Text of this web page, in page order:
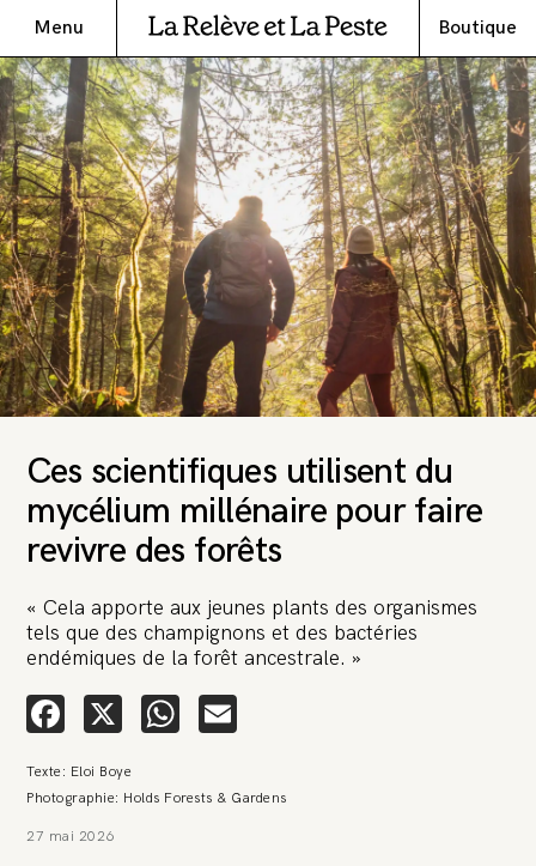
Menu Boutique
Ces scientifiques utilisent du
mycélium millénaire pour faire
revivre des forêts
« Cela apporte aux jeunes plants des organismes
tels que des champignons et des bactéries
endémiques de la forêt ancestrale. »
Facebook
X WhatsApp
Texte: Eloi Boye
Photographie: Holds Forests & Gardens
27 mai 2026
🚨 L’heure est grave. Une
Relève et La Peste 🤯
🔥 Le groupe Pierre Fabre, qui pèse 3,2 milliards d’euros, nous